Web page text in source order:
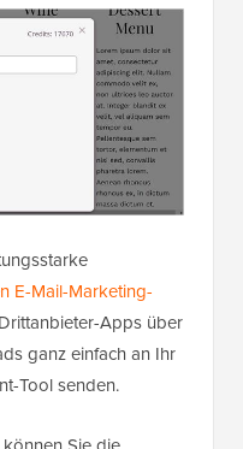
E-Mail-Marketing-
Apps über
ganz einfach an Ihr
Tool senden.